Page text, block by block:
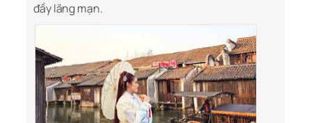
đầy lãng mạn.